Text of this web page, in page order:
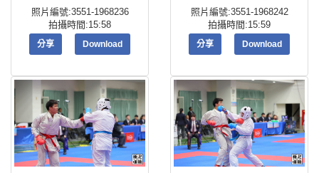
照片編號:3551-1968236
拍攝時間:15:58
分享 Download
照片編號:3551-1968242
拍攝時間:15:59
分享 Download